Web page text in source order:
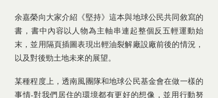
余嘉榮向大家介紹《堅持》這本與地球公民共同敘寫的
書，書中內容以人物為主軸串連起整個反五輕運動始
末，並用隔頁插圖表現出輕油裂解廠設廠前後的情況，
以及對後勁土地未來的展望。
某種程度上，透南風團隊和地球公民基金會在做一樣的
事情-對我們居住的環境都有更好的想像，並用行動努